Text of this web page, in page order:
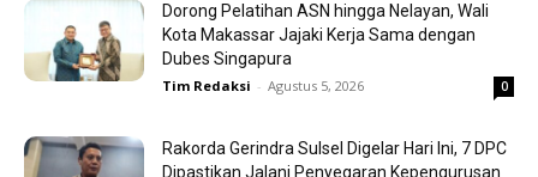
Dorong Pelatihan ASN hingga Nelayan, Wali
Kota Makassar Jajaki Kerja Sama dengan
Dubes Singapura
Tim Redaksi - Agustus 5, 2026 0
Rakorda Gerindra Sulsel Digelar Hari Ini, 7 DPC
Dipastikan Jalani Penyegaran Kepengurusan